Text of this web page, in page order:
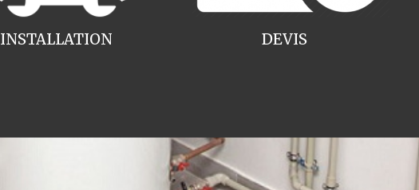
INSTALLATION DEVIS